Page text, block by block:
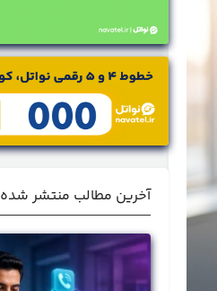
آخرین مطالب منتشر شده